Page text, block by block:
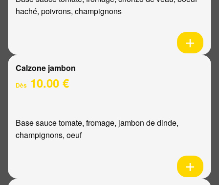
haché, poivrons, champignons
Calzone jambon
Dès 10.00 €
Base sauce tomate, fromage, jambon de dinde,
champignons, oeuf